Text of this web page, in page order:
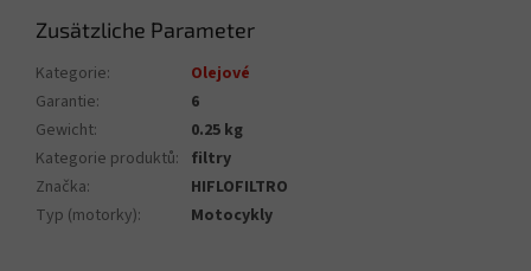
Zusätzliche Parameter
Kategorie:
Olejové
Garantie:
6
Gewicht:
0.25 kg
Kategorie produktů: filtry
Značka:
HIFLOFILTRO
Typ (motorky): Motocykly